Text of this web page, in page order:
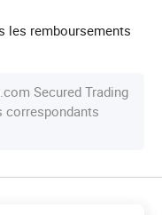
les remboursements
Secured Trading
correspondants